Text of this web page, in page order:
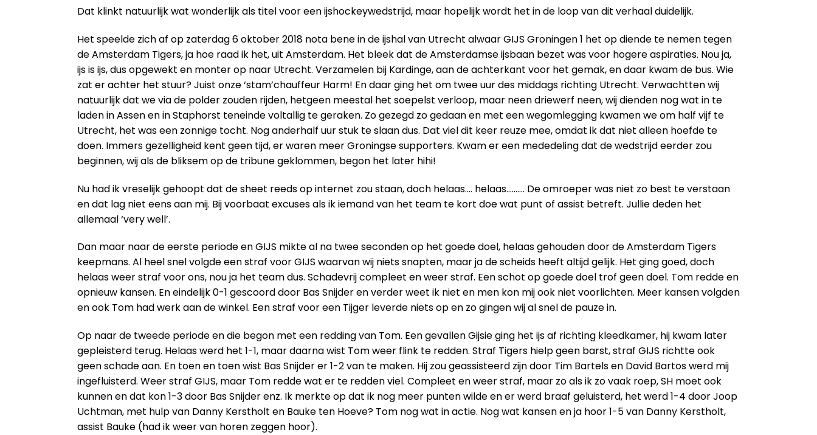
Dat klinkt natuurlijk wat wonderlijk als titel voor een ijshockeywedstrijd, maar hopelijk wordt het in de loop van dit verhaal duidelijk.
Het speelde zich af op zaterdag 6 oktober 2018 nota bene in de ijshal van Utrecht alwaar GIJS Groningen 1 het op diende te nemen tegen
de Amsterdam Tigers, ja hoe raad ik het, uit Amsterdam. Het bleek dat de Amsterdamse ijsbaan bezet was voor hogere aspiraties. Nou ja,
ijs is ijs, dus opgewekt en monter op naar Utrecht. Verzamelen bij Kardinge, aan de achterkant voor het gemak, en daar kwam de bus. Wie
zat er achter het stuur? Juist onze ‘stam’chauffeur Harm! En daar ging het om twee uur des middags richting Utrecht. Verwachtten wij
natuurlijk dat we via de polder zouden rijden, hetgeen meestal het soepelst verloop, maar neen driewerf neen, wij dienden nog wat in te
laden in Assen en in Staphorst teneinde voltallig te geraken. Zo gezegd zo gedaan en met een wegomlegging kwamen we om half vijf te
Utrecht, het was een zonnige tocht. Nog anderhalf uur stuk te slaan dus. Dat viel dit keer reuze mee, omdat ik dat niet alleen hoefde te
doen. Immers gezelligheid kent geen tijd, er waren meer Groningse supporters. Kwam er een mededeling dat de wedstrijd eerder zou
beginnen, wij als de bliksem op de tribune geklommen, begon het later hihi!
Nu had ik vreselijk gehoopt dat de sheet reeds op internet zou staan, doch helaas…. helaas………. De omroeper was niet zo best te verstaan
en dat lag niet eens aan mij. Bij voorbaat excuses als ik iemand van het team te kort doe wat punt of assist betreft. Jullie deden het
allemaal ‘very well’.
Dan maar naar de eerste periode en GIJS mikte al na twee seconden op het goede doel, helaas gehouden door de Amsterdam Tigers
keepmans. Al heel snel volgde een straf voor GIJS waarvan wij niets snapten, maar ja de scheids heeft altijd gelijk. Het ging goed, doch
helaas weer straf voor ons, nou ja het team dus. Schadevrij compleet en weer straf. Een schot op goede doel trof geen doel. Tom redde en
opnieuw kansen. En eindelijk 0-1 gescoord door Bas Snijder en verder weet ik niet en men kon mij ook niet voorlichten. Meer kansen volgden
en ook Tom had werk aan de winkel. Een straf voor een Tijger leverde niets op en zo gingen wij al snel de pauze in.
Op naar de tweede periode en die begon met een redding van Tom. Een gevallen Gijsie ging het ijs af richting kleedkamer, hij kwam later
gepleisterd terug. Helaas werd het 1-1, maar daarna wist Tom weer flink te redden. Straf Tigers hielp geen barst, straf GIJS richtte ook
geen schade aan. En toen en toen wist Bas Snijder er 1-2 van te maken. Hij zou geassisteerd zijn door Tim Bartels en David Bartos werd mij
ingefluisterd. Weer straf GIJS, maar Tom redde wat er te redden viel. Compleet en weer straf, maar zo als ik zo vaak roep, SH moet ook
kunnen en dat kon 1-3 door Bas Snijder enz. Ik merkte op dat ik nog meer punten wilde en er werd braaf geluisterd, het werd 1-4 door Joop
Uchtman, met hulp van Danny Kerstholt en Bauke ten Hoeve? Tom nog wat in actie. Nog wat kansen en ja hoor 1-5 van Danny Kerstholt,
assist Bauke (had ik weer van horen zeggen hoor).